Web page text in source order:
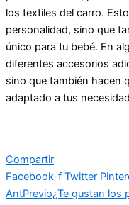
los textiles del carro.
personalidad, sino que
único para tu bebé. En
diferentes accesorios
sino que también hacen
adaptado a tus
Compartir
Facebook-f Twitter
AntPrevio¿Te gustan los